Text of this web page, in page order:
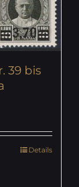
39 bis
Details